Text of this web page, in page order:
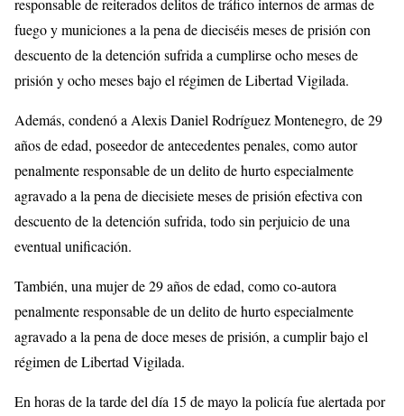
responsable de reiterados delitos de tráfico internos de armas de
fuego y municiones a la pena de dieciséis meses de prisión con
descuento de la detención sufrida a cumplirse ocho meses de
prisión y ocho meses bajo el régimen de Libertad Vigilada.
Además, condenó a Alexis Daniel Rodríguez Montenegro, de 29
años de edad, poseedor de antecedentes penales, como autor
penalmente responsable de un delito de hurto especialmente
agravado a la pena de diecisiete meses de prisión efectiva con
descuento de la detención sufrida, todo sin perjuicio de una
eventual unificación.
También, una mujer de 29 años de edad, como co-autora
penalmente responsable de un delito de hurto especialmente
agravado a la pena de doce meses de prisión, a cumplir bajo el
régimen de Libertad Vigilada.
En horas de la tarde del día 15 de mayo la policía fue alertada por